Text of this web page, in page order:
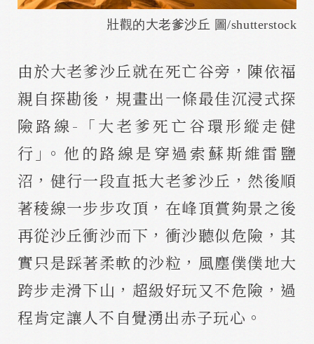
壯觀的大老爹沙丘 圖/shutterstock
由於大老爹沙丘就在死亡谷旁，陳依福
親自探勘後，規畫出一條最佳沉浸式探
險路線-「大老爹死亡谷環形縱走健
行｣。他的路線是穿過索蘇斯維雷鹽
沼，健行一段直抵大老爹沙丘，然後順
著稜線一步步攻頂，在峰頂賞夠景之後
再從沙丘衝沙而下，衝沙聽似危險，其
實只是踩著柔軟的沙粒，風塵僕僕地大
跨步走滑下山，超級好玩又不危險，過
程肯定讓人不自覺湧出赤子玩心。